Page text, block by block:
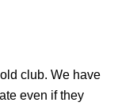
club. We have
even if they